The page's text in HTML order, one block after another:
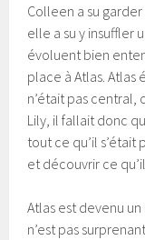
Colleen a su
elle a su y insuffler
évoluent bien
place à Atlas. Atlas
n’était pas central,
Lily, il fallait donc
tout ce qu’il s’était
et découvrir ce
Atlas est devenu
n’est pas